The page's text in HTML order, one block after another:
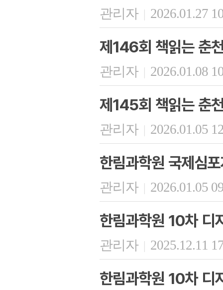
관리자 | 2026.01.27
제146회 책읽는 춘
관리자 | 2026.01.08
제145회 책읽는 춘
관리자 | 2026.01.05
한림과학원 국제심
관리자 | 2026.01.05
한림과학원 10차 디
관리자 | 2025.12.11
한림과학원 10차 디